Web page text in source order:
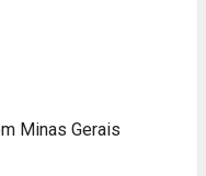
Minas Gerais